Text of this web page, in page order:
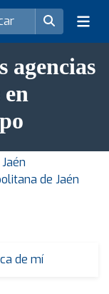
agencias
de Jaén
de mí